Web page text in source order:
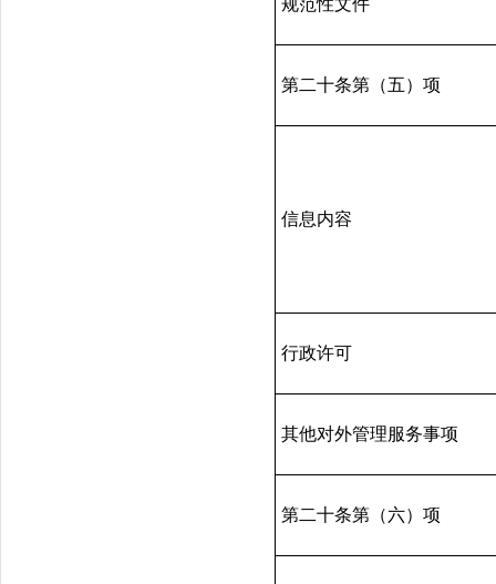
第二十条第（五）项
信息内容
行政许可
其他对外管理服务事项
第二十条第（六）项